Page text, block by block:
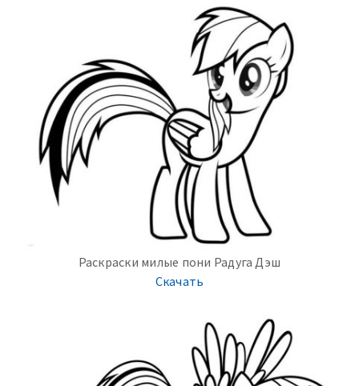
Раскраски милые пони Радуга Дэш
Скачать